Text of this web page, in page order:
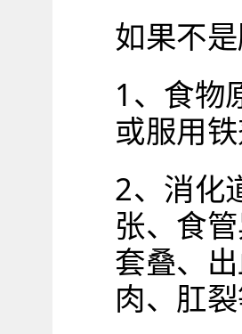
如果不
1、食物
或服用
2、消化
张、食
套叠、
肉、肛